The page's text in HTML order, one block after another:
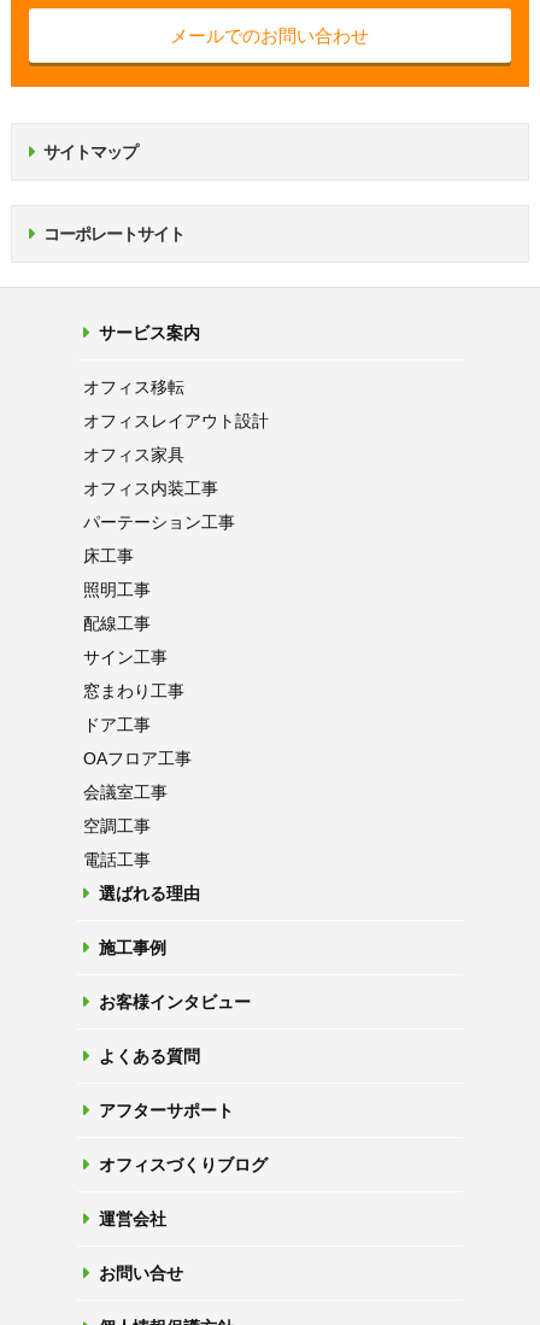
メールでのお問い合わせ
サイトマップ
コーポレートサイト
サービス案内
オフィス移転
オフィス レイアウト設計
オフィス家具
オフィス内装工事
パーテーション工事
床工事
照明工事
配線工事
サイン工事
窓まわり工事
ドア工事
OAフロア工事
会議室工事
空調工事
電話工事
選ばれる理由
施工事例
お客様インタビュー
よくある質問
アフターサポート
オフィスづくりブログ
運営会社
お問い合せ